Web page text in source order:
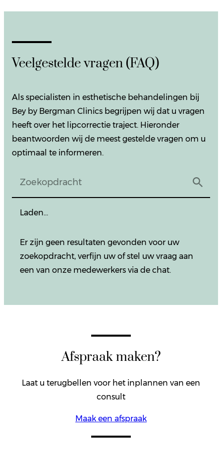
Veelgestelde vragen (FAQ)
Als specialisten in esthetische behandelingen bij
Bey by Bergman Clinics begrijpen wij dat u vragen
heeft over het lipcorrectie traject. Hieronder
beantwoorden wij de meest gestelde vragen om u
optimaal te informeren.
Laden…
Er zijn geen resultaten gevonden voor uw
zoekopdracht, verfijn uw of stel uw vraag aan
een van onze medewerkers via de chat.
Afspraak maken?
Laat u terugbellen voor het inplannen van een
consult
Maak een afspraak